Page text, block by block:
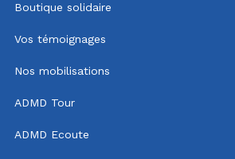
Boutique solidaire
Vos témoignages
Nos mobilisations
ADMD Tour
ADMD Ecoute